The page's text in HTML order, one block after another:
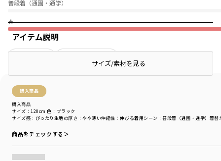
普段着（通園・通学）
★
購入商品
購入商品
サイズ感 ：ぴったり 生地の厚さ ：やや薄い伸縮性 ：伸びる着用シーン ：普段着（通園・通学） 着替
サイズ：120cm 色：ブラック
商品をチェックする＞
アイテム説明
サイズ/素材を見る